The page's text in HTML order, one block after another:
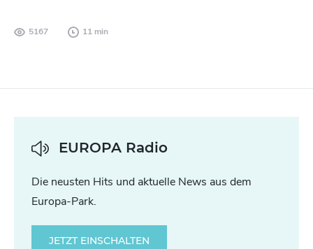
5167 11 min
EUROPA Radio
Die neusten Hits und aktuelle News aus dem
Europa-Park.
JETZT EINSCHALTEN